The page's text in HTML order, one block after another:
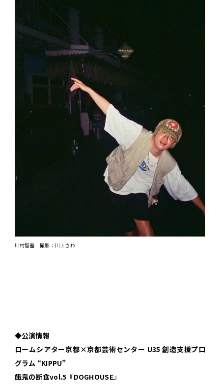
川村智基 撮影：川上さわ
◆公演情報
ロームシアター京都×京都芸術センター U35 創造支援プロ
グラム “KIPPU”
餓鬼の断食vol.5『DOGHOUSE』